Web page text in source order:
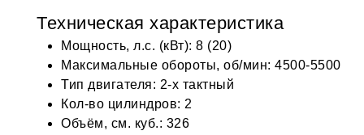
Техническая характеристика
Мощность, л.с. (кВт): 8 (20)
Максимальные обороты, об/мин: 4500-5500
Тип двигателя: 2-х тактный
Кол-во цилиндров: 2
Объём, см. куб.: 326